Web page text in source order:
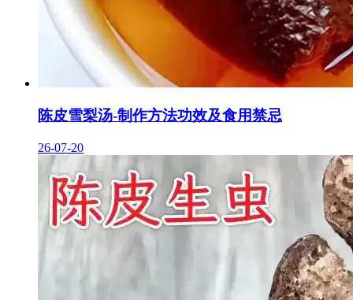
陈皮雪梨汤-制作方法功效及食用禁忌
26-07-20